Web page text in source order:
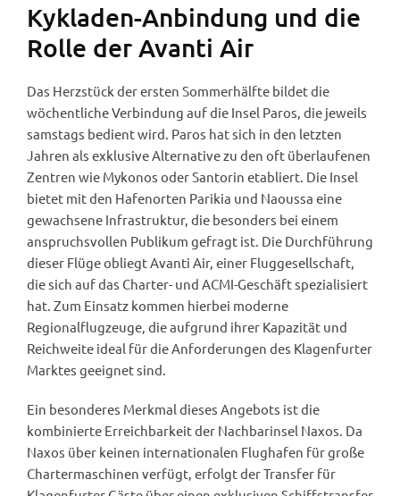
Kykladen-Anbindung und die
Rolle der Avanti Air
Das Herzstück der ersten Sommerhälfte bildet die
wöchentliche Verbindung auf die Insel Paros, die jeweils
samstags bedient wird. Paros hat sich in den letzten
Jahren als exklusive Alternative zu den oft überlaufenen
Zentren wie Mykonos oder Santorin etabliert. Die Insel
bietet mit den Hafenorten Parikia und Naoussa eine
gewachsene Infrastruktur, die besonders bei einem
anspruchsvollen Publikum gefragt ist. Die Durchführung
dieser Flüge obliegt Avanti Air, einer Fluggesellschaft,
die sich auf das Charter- und ACMI-Geschäft spezialisiert
hat. Zum Einsatz kommen hierbei moderne
Regionalflugzeuge, die aufgrund ihrer Kapazität und
Reichweite ideal für die Anforderungen des Klagenfurter
Marktes geeignet sind.
Ein besonderes Merkmal dieses Angebots ist die
kombinierte Erreichbarkeit der Nachbarinsel Naxos. Da
Naxos über keinen internationalen Flughafen für große
Chartermaschinen verfügt, erfolgt der Transfer für